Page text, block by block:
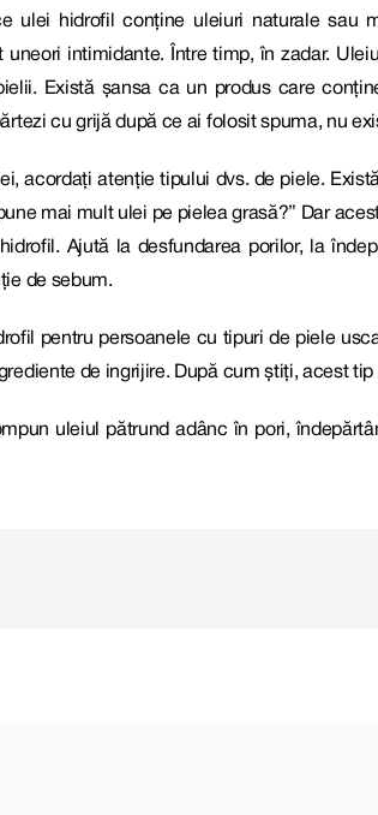
ulei hidrofil conține uleiuri naturale sau
uneori intimidante. Între timp, în zadar.
Există șansa ca un produs care
cu grijă după ce ai folosit spuma, nu
acordați atenție tipului dvs. de piele.
mai mult ulei pe pielea grasă?” Dar
Ajută la desfundarea porilor, la
de sebum.
pentru persoanele cu tipuri de piele
de ingrijire. După cum știți, acest
uleiul pătrund adânc în pori,